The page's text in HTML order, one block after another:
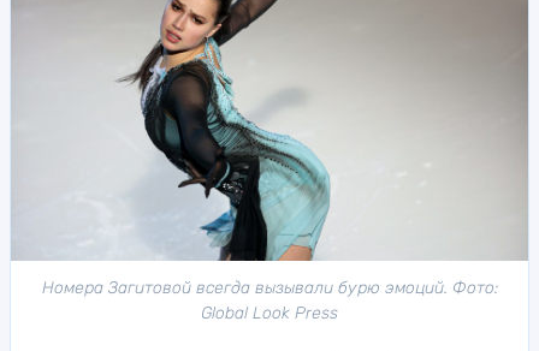
Номера Загитовой всегда вызывали бурю эмоций. Фото:
Global Look Press